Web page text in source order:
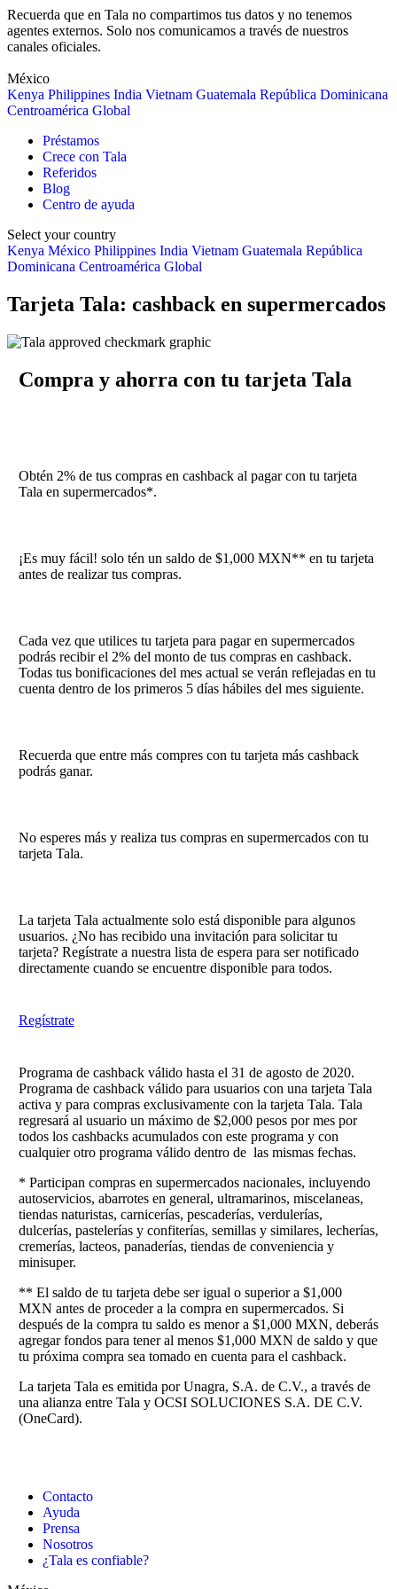
Recuerda que en Tala no compartimos tus datos y no tenemos
agentes externos. Solo nos comunicamos a través de nuestros
canales oficiales.
México
Kenya Philippines India Vietnam Guatemala República Dominicana
Centroamérica Global
Préstamos
Crece con Tala
Referidos
Blog
Centro de ayuda
Select your country
Kenya México Philippines India Vietnam Guatemala República
Dominicana Centroamérica Global
Tarjeta Tala: cashback en supermercados
Compra y ahorra con tu tarjeta Tala
Obtén 2% de tus compras en cashback al pagar con tu tarjeta
Tala en supermercados*.
¡Es muy fácil! solo tén un saldo de $1,000 MXN** en tu tarjeta
antes de realizar tus compras.
Cada vez que utilices tu tarjeta para pagar en supermercados
podrás recibir el 2% del monto de tus compras en cashback.
Todas tus bonificaciones del mes actual se verán reflejadas en tu
cuenta dentro de los primeros 5 días hábiles del mes siguiente.
Recuerda que entre más compres con tu tarjeta más cashback
podrás ganar.
No esperes más y realiza tus compras en supermercados con tu
tarjeta Tala.
La tarjeta Tala actualmente solo está disponible para algunos
usuarios. ¿No has recibido una invitación para solicitar tu
tarjeta? Regístrate a nuestra lista de espera para ser notificado
directamente cuando se encuentre disponible para todos.
Regístrate
Programa de cashback válido hasta el 31 de agosto de 2020.
Programa de cashback válido para usuarios con una tarjeta Tala
activa y para compras exclusivamente con la tarjeta Tala. Tala
regresará al usuario un máximo de $2,000 pesos por mes por
todos los cashbacks acumulados con este programa y con
cualquier otro programa válido dentro de las mismas fechas.
* Participan compras en supermercados nacionales, incluyendo
autoservicios, abarrotes en general, ultramarinos, miscelaneas,
tiendas naturistas, carnicerías, pescaderías, verdulerías,
dulcerías, pastelerías y confiterías, semillas y similares, lecherías,
cremerías, lacteos, panaderías, tiendas de conveniencia y
minisuper.
** El saldo de tu tarjeta debe ser igual o superior a $1,000
MXN antes de proceder a la compra en supermercados. Si
después de la compra tu saldo es menor a $1,000 MXN, deberás
agregar fondos para tener al menos $1,000 MXN de saldo y que
tu próxima compra sea tomado en cuenta para el cashback.
La tarjeta Tala es emitida por Unagra, S.A. de C.V., a través de
una alianza entre Tala y OCSI SOLUCIONES S.A. DE C.V.
(OneCard).
Contacto
Ayuda
Prensa
Nosotros
¿Tala es confiable?